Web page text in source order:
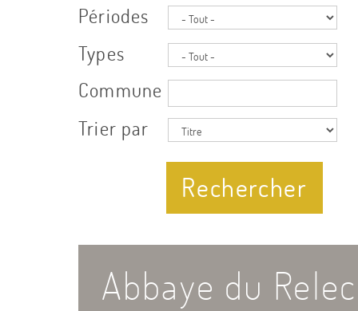
Périodes
Types
Commune
Trier par
Rechercher
Abbaye du